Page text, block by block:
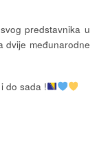
predstavnika u
dvije međunarodne
do sada !